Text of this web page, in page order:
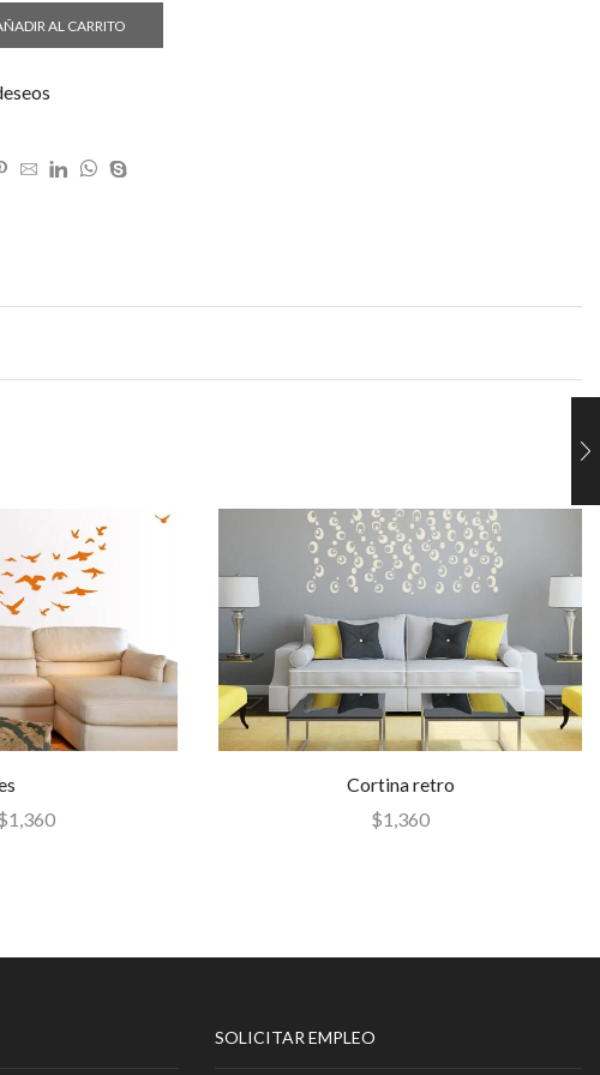
AL CARRITO
1,360
Cortina retro
$1,360
SOLICITAR EMPLEO